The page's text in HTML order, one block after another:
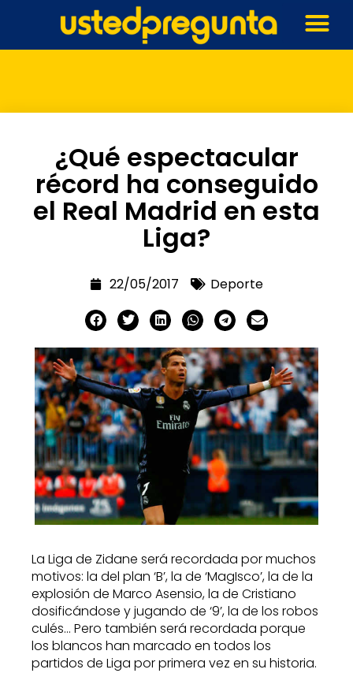
¿Qué espectacular
récord ha conseguido
el Real Madrid en esta
Liga?
22/05/2017 Deporte
La Liga de Zidane será recordada por muchos
motivos: la del plan ‘B’, la de ‘MagIsco’, la de la
explosión de Marco Asensio, la de Cristiano
dosificándose y jugando de ‘9’, la de los robos
culés… Pero también será recordada porque
los blancos han marcado en todos los
partidos de Liga por primera vez en su historia.